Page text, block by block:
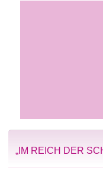
„IM REICH DER